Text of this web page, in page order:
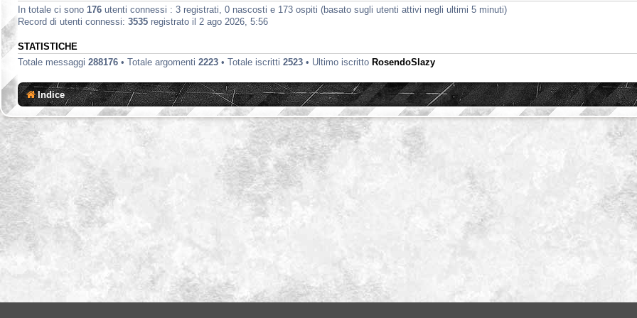
In totale ci sono 176 utenti connessi : 3 registrati, 0 nascosti e 173 ospiti (basato sugli utenti attivi negli ultimi 5 minuti)
Record di utenti connessi: 3535 registrato il 2 ago 2026, 5:56
STATISTICHE
Totale messaggi 288176 • Totale argomenti 2223 • Totale iscritti 2523 • Ultimo iscritto RosendoSlazy
Indice